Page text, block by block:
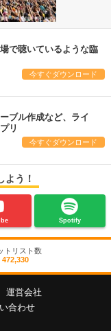
で聴いているような臨
今すぐダウンロード
ブル作成など、ライ
リ
今すぐダウンロード
よう！
Spotify
トリスト数
472,330
運営会社
合わせ